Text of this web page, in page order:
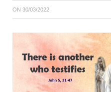
ON 30/03/2022